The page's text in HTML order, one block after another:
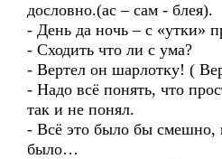
дословно.(ас – сам - блея).
- День да ночь – с «утки»
- Сходить что ли с ума?
- Вертел он шарлотку! (
- Надо всё понять, что
так и не понял.
- Всё это было бы смешно,
было…